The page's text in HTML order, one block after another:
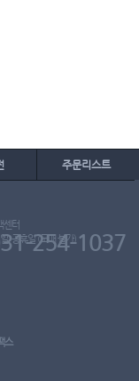
주문리스트
, 공휴일 (도매 불가)
센터
254-1037
스